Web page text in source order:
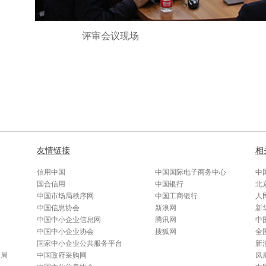
评审会议现场
友情链接 相
信用中国
国合信用
中国市场局秩序网
中国信息协会
中国中小企业信息网
中国中小企业协会
国家中小企业公共服务平台
中国政府采购网
中国国际电子商务中心
中国银行
中国工商银行
新浪网
腾讯网
搜狐网
中
北
人
新
中
全
新
凤